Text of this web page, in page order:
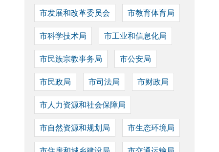
市发展和改革委员会 市教育体育局
市科学技术局 市工业和信息化局
市民族宗教事务局 市公安局
市民政局 市司法局 市财政局
市人力资源和社会保障局
市自然资源和规划局 市生态环境局